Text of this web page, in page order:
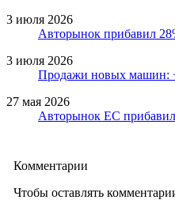
3 июля 2026
Авторынок прибавил
3 июля 2026
Продажи новых машин:
27 мая 2026
Авторынок ЕС прибавил
Комментарии
Чтобы оставлять